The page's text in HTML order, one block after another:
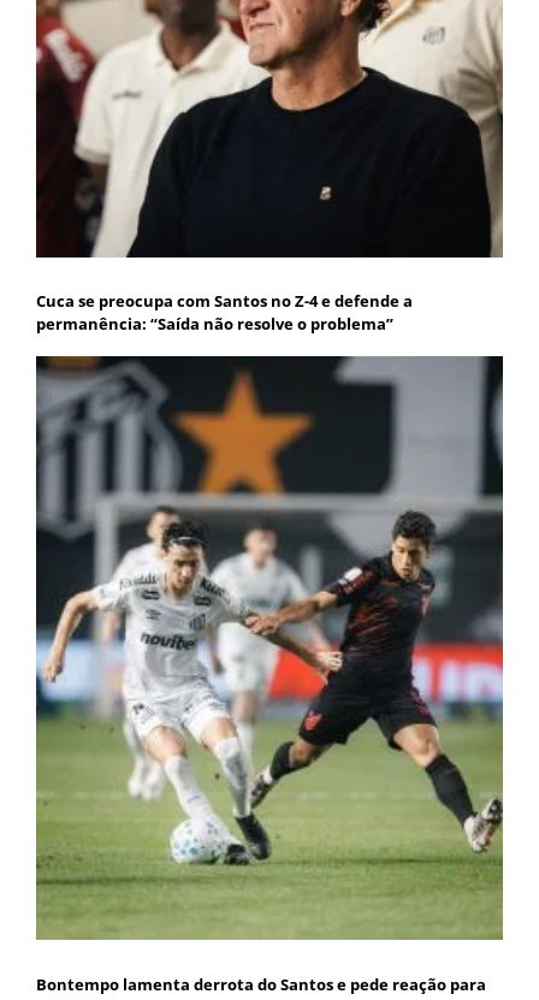
Cuca se preocupa com Santos no Z-4 e defende a
permanência: “Saída não resolve o problema”
Bontempo lamenta derrota do Santos e pede reação para